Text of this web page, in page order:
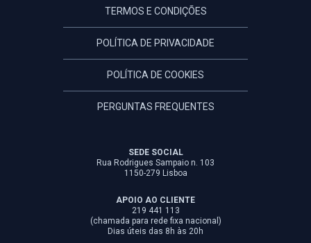
TERMOS E CONDIÇÕES
POLÍTICA DE PRIVACIDADE
POLÍTICA DE COOKIES
PERGUNTAS FREQUENTES
SEDE SOCIAL
Rua Rodrigues Sampaio n. 103
1150-279 Lisboa
APOIO AO CLIENTE
219 441 113
(chamada para rede fixa nacional)
Dias úteis das 8h às 20h